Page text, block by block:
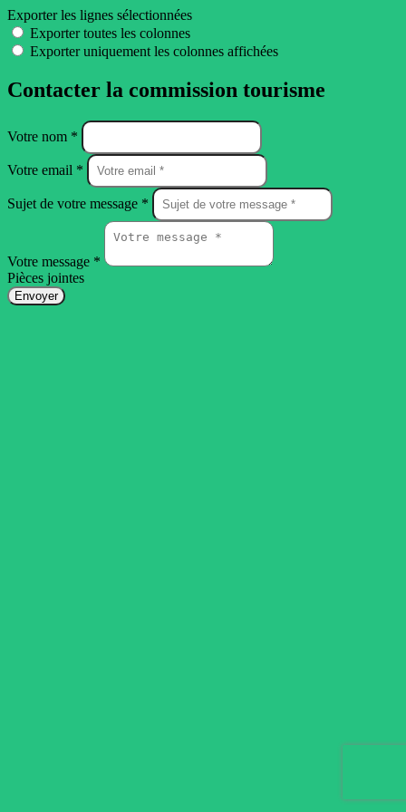
Exporter les lignes sélectionnées
Exporter toutes les colonnes
Exporter uniquement les colonnes affichées
Contacter la commission tourisme
Votre nom *
Votre email *
Sujet de votre message *
Votre message *
Pièces jointes
Envoyer